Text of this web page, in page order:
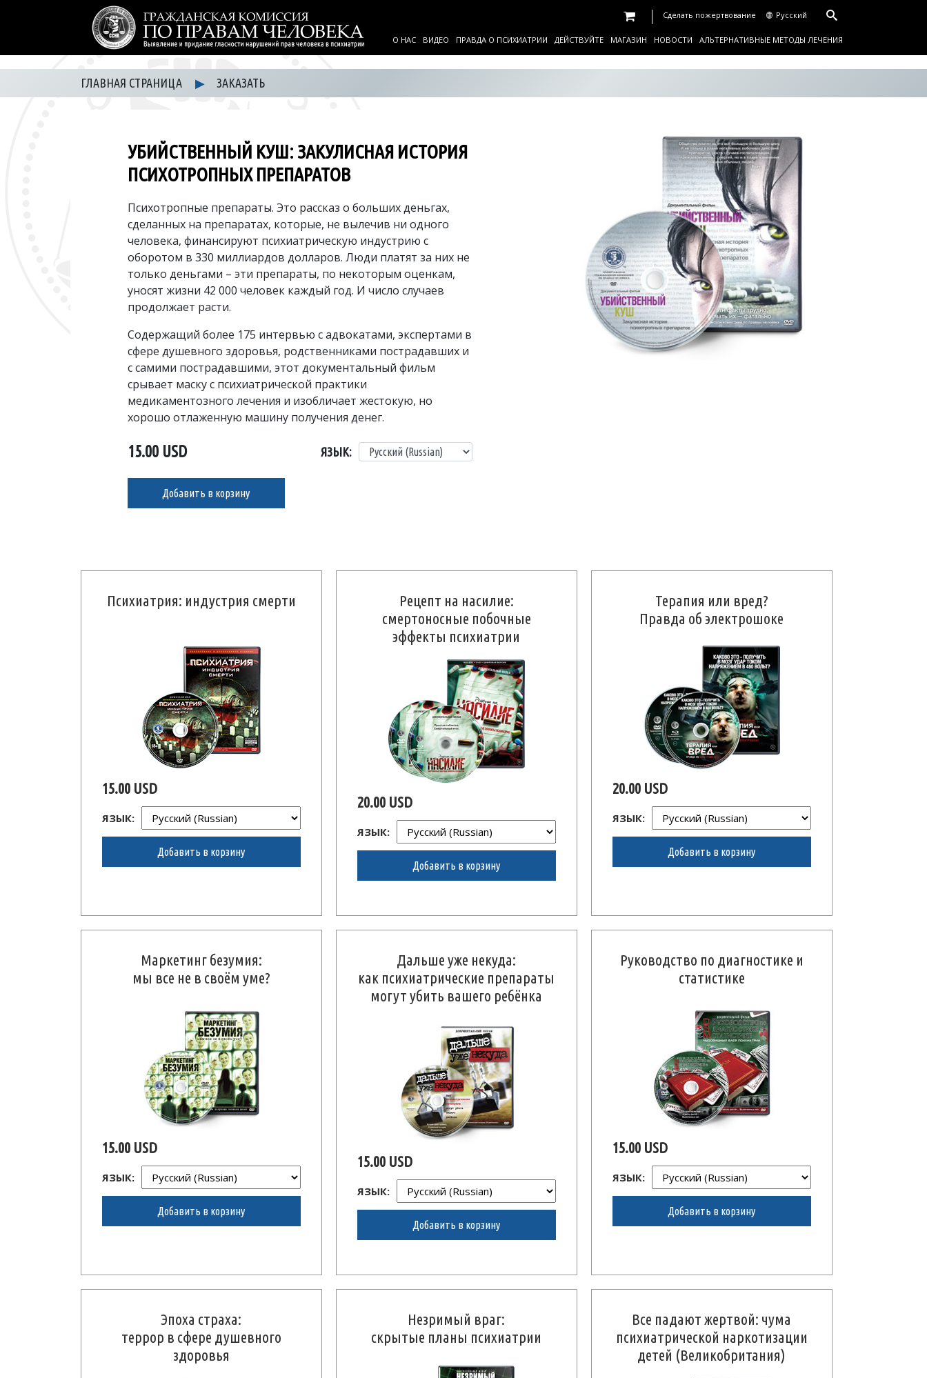
Сделать пожертвование Русский
О НАС ВИДЕО ПРАВДА О ПСИХИАТРИИ ДЕЙСТВУЙТЕ МАГАЗИН НОВОСТИ АЛЬТЕРНАТИВНЫЕ МЕТОДЫ ЛЕЧЕНИЯ
ГЛАВНАЯ СТРАНИЦА ▶ ЗАКАЗАТЬ
УБИЙСТВЕННЫЙ КУШ: ЗАКУЛИСНАЯ ИСТОРИЯ
ПСИХОТРОПНЫХ ПРЕПАРАТОВ
Психотропные препараты. Это рассказ о больших деньгах,
сделанных на препаратах, которые, не вылечив ни одного
человека, финансируют психиатрическую индустрию с
оборотом в 330 миллиардов долларов. Люди платят за них не
только деньгами – эти препараты, по некоторым оценкам,
уносят жизни 42 000 человек каждый год. И число случаев
продолжает расти.
Содержащий более 175 интервью с адвокатами, экспертами в
сфере душевного здоровья, родственниками пострадавших и
с самими пострадавшими, этот документальный фильм
срывает маску с психиатрической практики
медикаментозного лечения и изобличает жестокую, но
хорошо отлаженную машину получения денег.
15.00 USD ЯЗЫК:
Добавить в корзину
Психиатрия: индустрия смерти
15.00 USD
ЯЗЫК:
Добавить в корзину
Рецепт на насилие:
смертоносные побочные
эффекты психиатрии
20.00 USD
ЯЗЫК:
Добавить в корзину
Терапия или вред?
Правда об электрошоке
20.00 USD
ЯЗЫК:
Добавить в корзину
Маркетинг безумия:
мы все не в своём уме?
15.00 USD
ЯЗЫК:
Добавить в корзину
Дальше уже некуда:
как психиатрические препараты
могут убить вашего ребёнка
15.00 USD
ЯЗЫК:
Добавить в корзину
Руководство по диагностике и
статистике
15.00 USD
ЯЗЫК:
Добавить в корзину
Эпоха страха:
террор в сфере душевного
здоровья
Незримый враг:
скрытые планы психиатрии
Все падают жертвой: чума
психиатрической наркотизации
детей (Великобритания)